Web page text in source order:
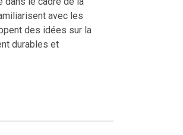
avec les
des idées sur la
durables et